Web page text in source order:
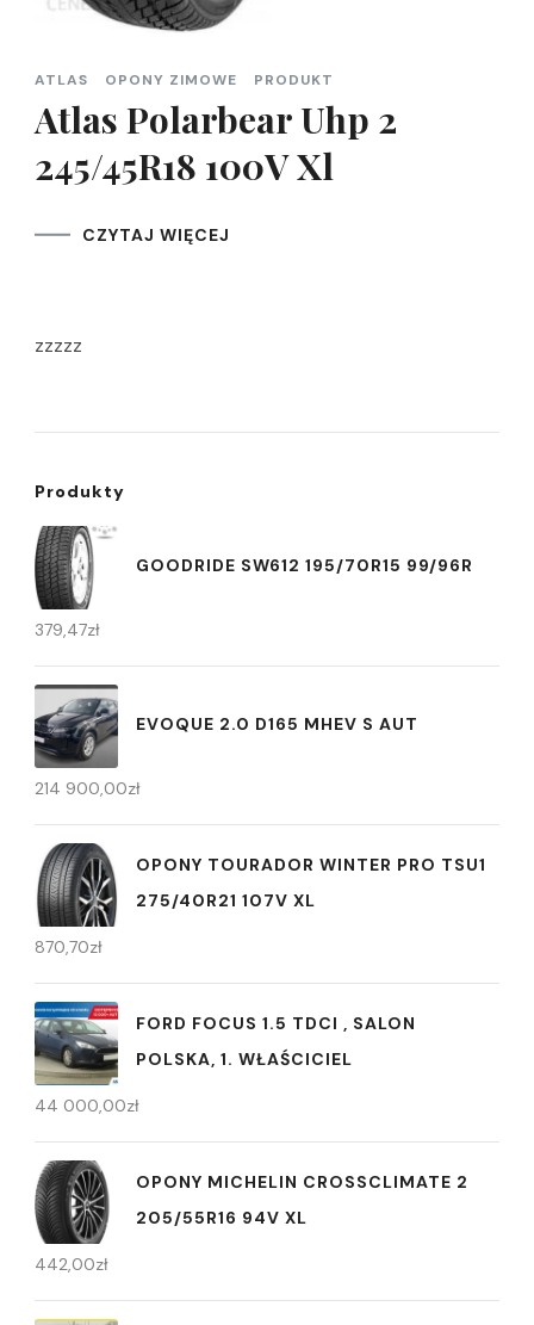
ATLAS OPONY ZIMOWE PRODUKT
Atlas Polarbear Uhp 2
245/45R18 100V Xl
CZYTAJ WIĘCEJ
zzzzz
Produkty
GOODRIDE SW612 195/70R15 99/96R
379,47zł
EVOQUE 2.0 D165 MHEV S AUT
214 900,00zł
OPONY TOURADOR WINTER PRO TSU1
275/40R21 107V XL
870,70zł
FORD FOCUS 1.5 TDCI , SALON
POLSKA, 1. WŁAŚCICIEL
44 000,00zł
OPONY MICHELIN CROSSCLIMATE 2
205/55R16 94V XL
442,00zł